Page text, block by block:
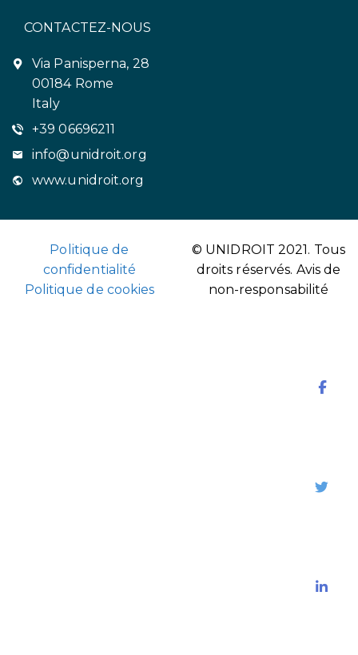
CONTACTEZ-NOUS
Via Panisperna, 28
00184 Rome
Italy
+39 06696211
info@unidroit.org
www.unidroit.org
Politique de
confidentialité
Politique de cookies
© UNIDROIT 2021. Tous
droits réservés. Avis de
non-responsabilité